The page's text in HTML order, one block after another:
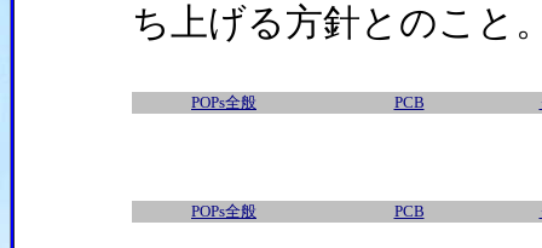
ち上げる方針とのこと
POPs全般 PCB
POPs全般 PCB